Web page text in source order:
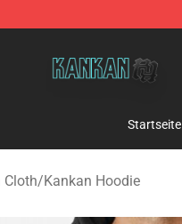
Startseite
Cloth/Kankan Hoodie